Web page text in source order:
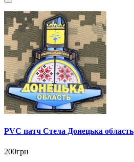
PVC патч Стела Донецька область
200грн